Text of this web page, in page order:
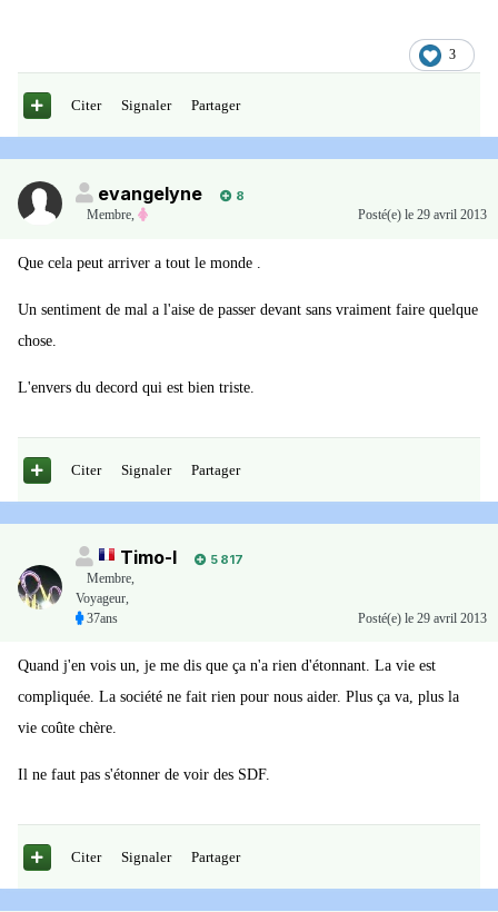
3
Citer Signaler Partager
evangelyne
8
Membre, Posté(e) le 29 avril 2013
Que cela peut arriver a tout le monde .
Un sentiment de mal a l'aise de passer devant sans vraiment faire quelque
chose.
L'envers du decord qui est bien triste.
Citer Signaler Partager
Timo-I
5 817
Membre,
Voyageur,
37ans
Posté(e) le 29 avril 2013
Quand j'en vois un, je me dis que ça n'a rien d'étonnant. La vie est
compliquée. La société ne fait rien pour nous aider. Plus ça va, plus la
vie coûte chère.
Il ne faut pas s'étonner de voir des SDF.
Citer Signaler Partager